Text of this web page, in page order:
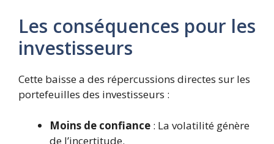
Les conséquences pour les
investisseurs
Cette baisse a des répercussions directes sur les
portefeuilles des investisseurs :
Moins de confiance : La volatilité génère
de l’incertitude.